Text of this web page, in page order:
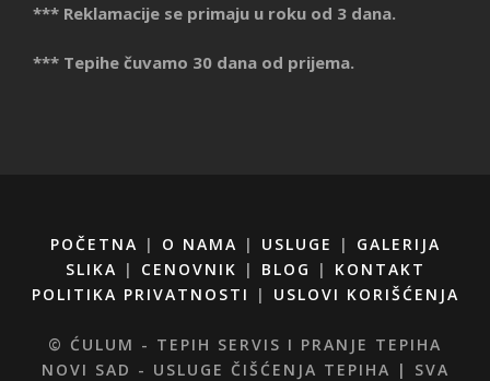
*** Reklamacije se primaju u roku od 3 dana.
*** Tepihe čuvamo 30 dana od prijema.
POČETNA | O NAMA | USLUGE | GALERIJA
SLIKA | CENOVNIK | BLOG | KONTAKT
POLITIKA PRIVATNOSTI
| USLOVI KORIŠĆENJA
© ĆULUM - TEPIH SERVIS I PRANJE TEPIHA
NOVI SAD - USLUGE ČIŠĆENJA TEPIHA | SVA